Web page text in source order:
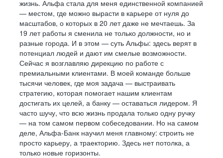
жизнь. Альфа стала для меня единственной компанией
— местом, где можно вырасти в карьере от нуля до
масштабов, о которых в 20 лет даже не мечтаешь. За
19 лет работы я сменила не только должности, но и
разные города. И в этом — суть Альфы: здесь верят в
потенциал людей и дают им смелые возможности.
Сейчас я возглавляю дирекцию по работе с
премиальными клиентами. В моей команде больше
тысячи человек, где моя задача — выстраивать
стратегию, которая помогает нашим клиентам
достигать их целей, а банку — оставаться лидером. Я
часто шучу, что всю жизнь продала только одну ручку
— на том самом первом собеседовании. Но на самом
деле, Альфа-Банк научил меня главному: строить не
просто карьеру, а траекторию. Здесь нет потолка, а
только новые горизонты.